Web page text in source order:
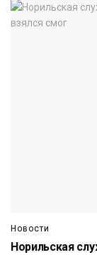
Новости
Норильская